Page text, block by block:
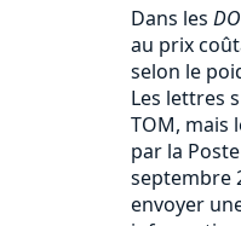
Dans les
au prix
selon le
Les lettres
TOM, mais
par la
septembre
envoyer